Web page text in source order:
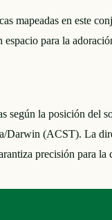
mapeadas en este
para la
según la posición del
Darwin (ACST). La
precisión para la